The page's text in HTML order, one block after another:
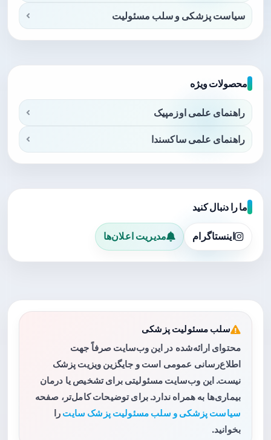
سیاست پزشکی و سلب مسئولیت
محصولات ویژه
راهنمای علمی اوزمپیک
راهنمای علمی ساکسندا
ما را دنبال کنید
اینستاگرام مدیریت اعلان‌ها
سلب مسئولیت پزشکی
محتوای ارائه‌شده در این وب‌سایت صرفاً جهت
اطلاع‌رسانی عمومی است و جایگزین ویزیت پزشک
نیست. این وب‌سایت مسئولیتی برای تشخیص یا درمان
بیماری‌ها به همراه ندارد. برای توضیحات کامل‌تر، صفحه
سیاست پزشکی و سلب مسئولیت پزشک سایت را
بخوانید.